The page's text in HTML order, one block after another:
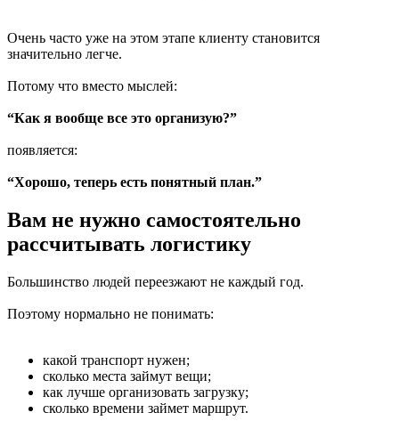
Очень часто уже на этом этапе клиенту становится
значительно легче.
Потому что вместо мыслей:
“Как я вообще все это организую?”
появляется:
“Хорошо, теперь есть понятный план.”
Вам не нужно самостоятельно
рассчитывать логистику
Большинство людей переезжают не каждый год.
Поэтому нормально не понимать:
какой транспорт нужен;
сколько места займут вещи;
как лучше организовать загрузку;
сколько времени займет маршрут.